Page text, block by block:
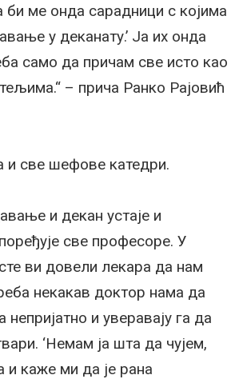
би ме онда сарадници с којима
у деканату.’ Ја их онда
само да причам све исто као
– прича Ранко Рајовић
и све шефове катедри.
и декан устаје и
све професоре. У
ви довели лекара да нам
некакав доктор нама да
и уверавају га да
‘Немам ја шта да чујем,
и каже ми да је рана